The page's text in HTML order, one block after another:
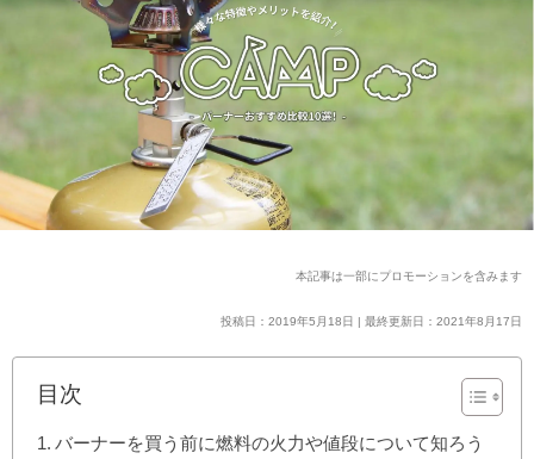
本記事は一部にプロモーションを含みます
投稿日：2019年5月18日 | 最終更新日：2021年8月17日
目次
バーナーを買う前に燃料の火力や値段について知ろう